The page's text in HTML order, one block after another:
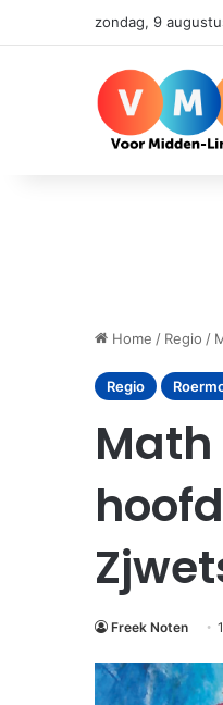
zondag, 9
Home / Regio /
Regio
Freek Noten